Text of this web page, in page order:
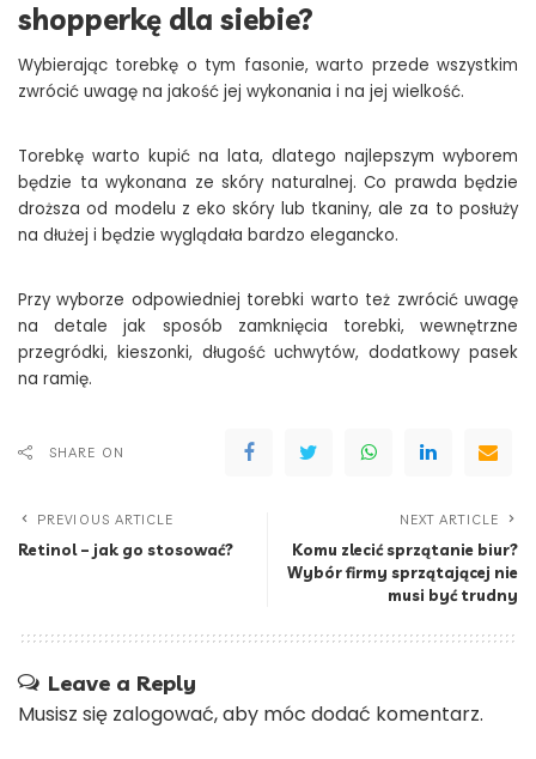
shopperkę dla siebie?
Wybierając torebkę o tym fasonie, warto przede wszystkim
zwrócić uwagę na jakość jej wykonania i na jej wielkość.
Torebkę warto kupić na lata, dlatego najlepszym wyborem
będzie ta wykonana ze skóry naturalnej. Co prawda będzie
droższa od modelu z eko skóry lub tkaniny, ale za to posłuży
na dłużej i będzie wyglądała bardzo elegancko.
Przy wyborze odpowiedniej torebki warto też zwrócić uwagę
na detale jak sposób zamknięcia torebki, wewnętrzne
przegródki, kieszonki, długość uchwytów, dodatkowy pasek
na ramię.
SHARE ON
PREVIOUS ARTICLE
Retinol – jak go stosować?
NEXT ARTICLE
Komu zlecić sprzątanie biur?
Wybór firmy sprzątającej nie
musi być trudny
Leave a Reply
Musisz się zalogować, aby móc dodać komentarz.